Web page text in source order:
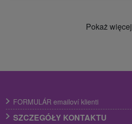
Pokaż więcej
FORMULÁR emailoví klienti
SZCZEGÓŁY KONTAKTU